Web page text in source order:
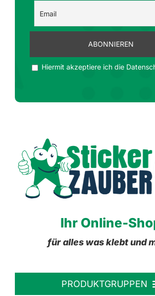
Hiermit akzeptiere ich die
Ihr Online-
für alles was klebt und
PRODUKTGRUPPEN